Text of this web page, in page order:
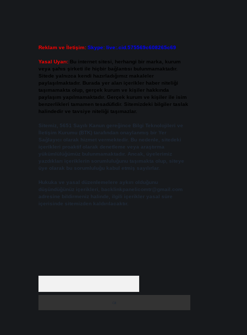
Reklam ve İletişim: Skype: live:.cid.575569c608265c69
Yasal Uyarı: Bu internet sitesi, herhangi bir marka, kurum
veya şahıs şirketi ile hiçbir bağlantısı bulunmamaktadır.
Sitede yalnızca kendi hazırladığımız makaleler
paylaşılmaktadır. Burada yer alan içerikler haber niteliği
taşımamakta olup, gerçek kurum ve kişiler hakkında
paylaşım yapılmamaktadır. Gerçek kurum ve kişiler ile isim
benzerlikleri tamamen tesadüfidir. Sitemizdeki bilgiler taslak
halindedir ve tavsiye niteliği taşımazlar.
Sitemiz, 5651 Sayılı Kanun gereğince Bilgi Teknolojileri ve
İletişim Kurumu (BTK) tarafından onaylanmış bir Yer
Sağlayıcı olarak hizmet vermektedir. Bu nedenle, sitedeki
içerikleri proaktif olarak denetleme veya araştırma
yükümlülüğümüz bulunmamaktadır. Ancak, üyelerimiz
yazdıkları içeriklerin sorumluluğunu taşımakta olup, siteye
üye olarak bu sorumluluğu kabul etmiş sayılırlar.
Hukuka ve yasal düzenlemelere aykırı olduğunu
düşündüğünüz içerikleri,
backlinkpanelicomtr@gmail.com
adresine bildirmeniz halinde, ilgili içerikler yasal süre
içerisinde sitemizden kaldırılacaktır.